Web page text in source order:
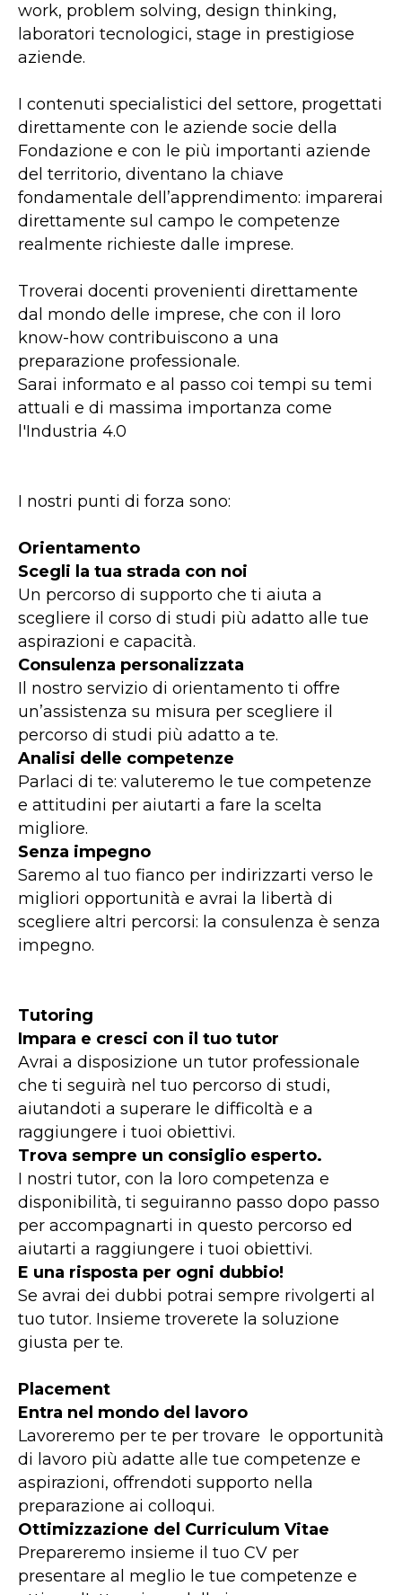
work, problem solving, design thinking,
laboratori tecnologici, stage in prestigiose
aziende.
I contenuti specialistici del settore, progettati
direttamente con le aziende socie della
Fondazione e con le più importanti aziende
del territorio, diventano la chiave
fondamentale dell’apprendimento: imparerai
direttamente sul campo le competenze
realmente richieste dalle imprese.
Troverai docenti provenienti direttamente
dal mondo delle imprese, che con il loro
know-how contribuiscono a una
preparazione professionale.
Sarai informato e al passo coi tempi su temi
attuali e di massima importanza come
l'Industria 4.0
I nostri punti di forza sono:
Orientamento
Scegli la tua strada con noi
Un percorso di supporto che ti aiuta a
scegliere il corso di studi più adatto alle tue
aspirazioni e capacità.
Consulenza personalizzata
Il nostro servizio di orientamento ti offre
un’assistenza su misura per scegliere il
percorso di studi più adatto a te.
Analisi delle competenze
Parlaci di te: valuteremo le tue competenze
e attitudini per aiutarti a fare la scelta
migliore.
Senza impegno
Saremo al tuo fianco per indirizzarti verso le
migliori opportunità e avrai la libertà di
scegliere altri percorsi: la consulenza è senza
impegno.
Tutoring
Impara e cresci con il tuo tutor
Avrai a disposizione un tutor professionale
che ti seguirà nel tuo percorso di studi,
aiutandoti a superare le difficoltà e a
raggiungere i tuoi obiettivi.
Trova sempre un consiglio esperto.
I nostri tutor, con la loro competenza e
disponibilità, ti seguiranno passo dopo passo
per accompagnarti in questo percorso ed
aiutarti a raggiungere i tuoi obiettivi.
E una risposta per ogni dubbio!
Se avrai dei dubbi potrai sempre rivolgerti al
tuo tutor. Insieme troverete la soluzione
giusta per te.
Placement
Entra nel mondo del lavoro
Lavoreremo per te per trovare le opportunità
di lavoro più adatte alle tue competenze e
aspirazioni, offrendoti supporto nella
preparazione ai colloqui.
Ottimizzazione del Curriculum Vitae
Prepareremo insieme il tuo CV per
presentare al meglio le tue competenze e